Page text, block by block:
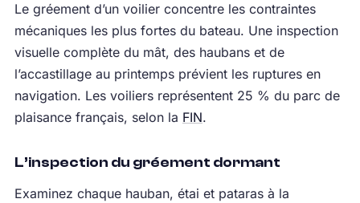
Le gréement d’un voilier concentre les contraintes
mécaniques les plus fortes du bateau. Une inspection
visuelle complète du mât, des haubans et de
l’accastillage au printemps prévient les ruptures en
navigation. Les voiliers représentent 25 % du parc de
plaisance français, selon la FIN.
L’inspection du gréement dormant
Examinez chaque hauban, étai et pataras à la